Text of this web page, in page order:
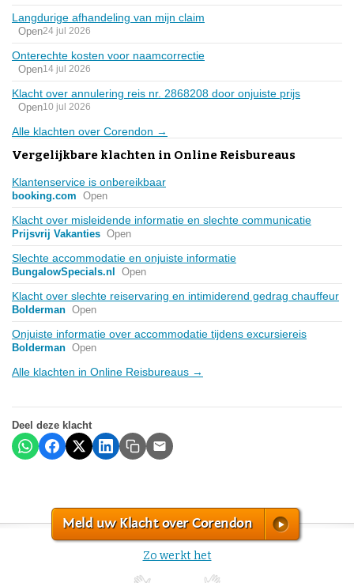
Langdurige afhandeling van mijn claim
Open24 jul 2026
Onterechte kosten voor naamcorrectie
Open14 jul 2026
Klacht over annulering reis nr. 2868208 door onjuiste prijs
Open10 jul 2026
Alle klachten over Corendon →
Vergelijkbare klachten in Online Reisbureaus
Klantenservice is onbereikbaar
booking.com Open
Klacht over misleidende informatie en slechte communicatie
Prijsvrij Vakanties Open
Slechte accommodatie en onjuiste informatie
BungalowSpecials.nl Open
Klacht over slechte reiservaring en intimiderend gedrag chauffeur
Bolderman Open
Onjuiste informatie over accommodatie tijdens excursiereis
Bolderman Open
Alle klachten in Online Reisbureaus →
Deel deze klacht
Meld uw Klacht over Corendon
Zo werkt het